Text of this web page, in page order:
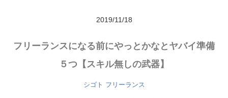
2019/11/18
フリーランスになる前にやっとかなとヤバイ準備
５つ【スキル無しの武器】
シゴト フリーランス